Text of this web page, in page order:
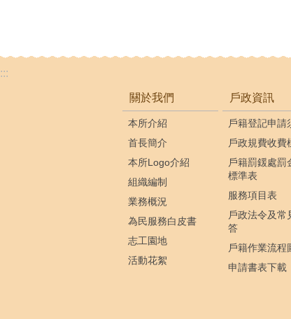
:::
關於我們
本所介紹
首長簡介
本所Logo介紹
組織編制
業務概況
為民服務白皮書
志工園地
活動花絮
戶政資訊
戶籍登記申請
戶政規費收費
戶籍罰鍰處罰
標準表
服務項目表
戶政法令及常
答
戶籍作業流程
申請書表下載